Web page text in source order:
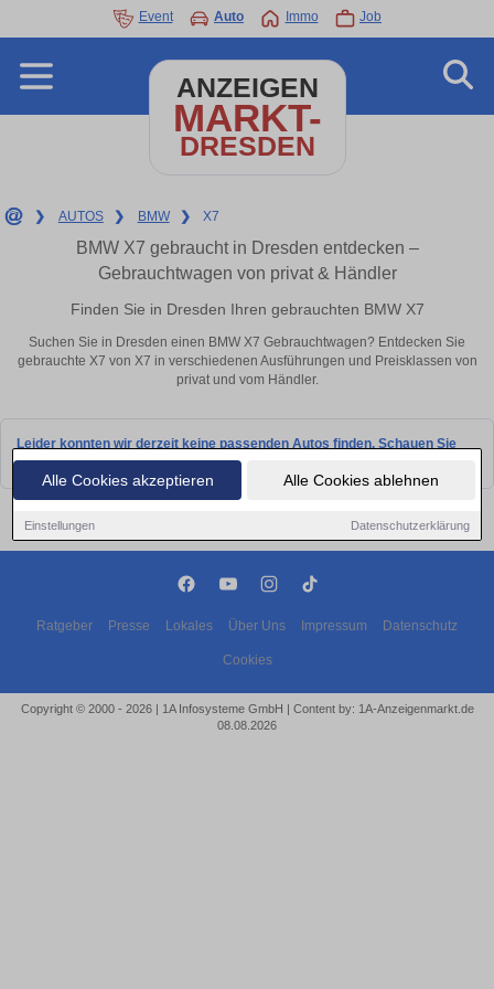
Alle Cookies akzeptieren Alle Cookies ablehnen
Einstellungen Datenschutzerklärung
Event Auto Immo Job
ANZEIGEN
MARKT-
DRESDEN
❯ AUTOS ❯ BMW ❯ X7
BMW X7 gebraucht in Dresden entdecken –
Gebrauchtwagen von privat & Händler
Finden Sie in Dresden Ihren gebrauchten BMW X7
Suchen Sie in Dresden einen BMW X7 Gebrauchtwagen? Entdecken Sie
gebrauchte X7 von X7 in verschiedenen Ausführungen und Preisklassen von
privat und vom Händler.
Leider konnten wir derzeit keine passenden Autos finden. Schauen Sie
bald wieder vorbei!
Ratgeber Presse Lokales Über Uns Impressum Datenschutz
Cookies
Copyright © 2000 - 2026 | 1A Infosysteme GmbH | Content by: 1A-Anzeigenmarkt.de
08.08.2026